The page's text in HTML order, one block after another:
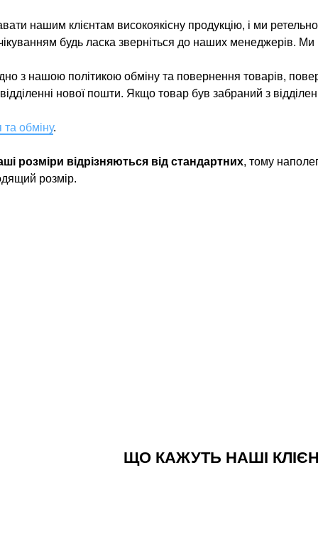
нашим клієнтам високоякісну продукцію, і ми
будь ласка зверніться до наших менеджерів.
з нашою політикою обміну та повернення товарів,
нової пошти. Якщо товар був забраний з
обміну.
розміри відрізняються від стандартних, тому
розмір.
ЩО КАЖУТЬ НАШІ